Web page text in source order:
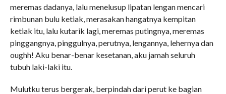
meremas dadanya, lalu menelusup lipatan lengan mencari
rimbunan bulu ketiak, merasakan hangatnya kempitan
ketiak itu, lalu kutarik lagi, meremas putingnya, meremas
pinggangnya, pinggulnya, perutnya, lengannya, lehernya dan
oughh! Aku benar-benar kesetanan, aku jamah seluruh
tubuh laki-laki itu.
Mulutku terus bergerak, berpindah dari perut ke bagian